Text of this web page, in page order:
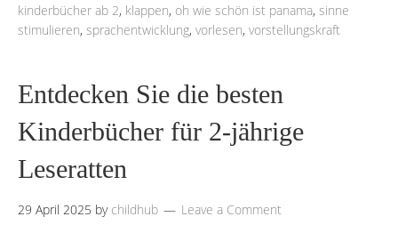
kinderbücher ab 2, klappen, oh wie schön ist panama, sinne
stimulieren, sprachentwicklung, vorlesen, vorstellungskraft
Entdecken Sie die besten
Kinderbücher für 2-jährige
Leseratten
29 April 2025 by childhub Leave a Comment